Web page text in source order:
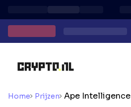
Home Prijzen Ape Intelligence